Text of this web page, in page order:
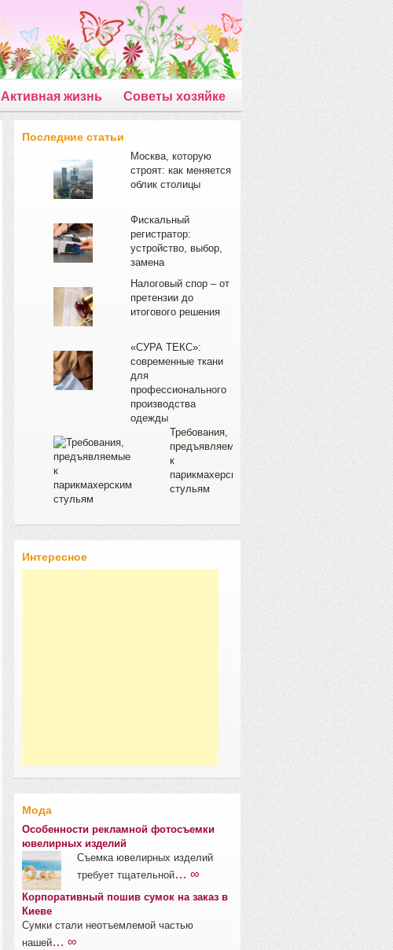
Активная жизнь Советы хозяйке
Последние статьи
Москва, которую
строят: как меняется
облик столицы
Фискальный
регистратор:
устройство, выбор,
замена
Налоговый спор – от
претензии до
итогового решения
«СУРА ТЕКС»:
современные ткани
для
профессионального
производства
одежды
Требования,
предъявляемые
к
парикмахерским
стульям
Интересное
Мода
Особенности рекламной фотосъемки
ювелирных изделий
Съемка ювелирных изделий
требует тщательной… ∞
Корпоративный пошив сумок на заказ в
Киеве
Сумки стали неотъемлемой частью
нашей… ∞